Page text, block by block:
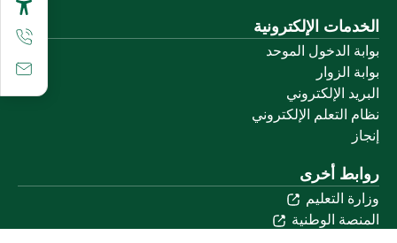
الخدمات الإلكترونية
بوابة الدخول الموحد
بوابة الزوار
البريد الإلكتروني
نظام التعلم الإلكتروني
إنجاز
روابط أخرى
وزارة التعليم
المنصة الوطنية